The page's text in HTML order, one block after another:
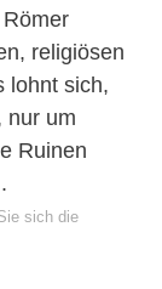
religiösen
lohnt sich,
nur um
Ruinen
sich die